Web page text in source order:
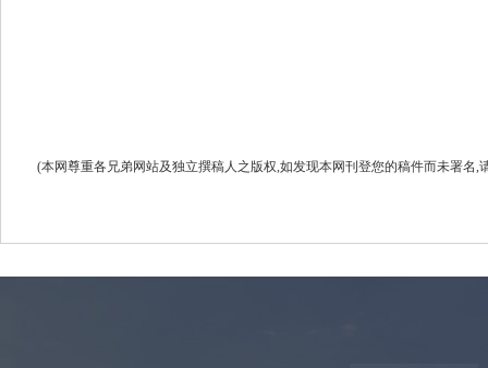
(本网尊重各兄弟网站及独立撰稿人之版权,如发现本网刊登您的稿件而未署名,